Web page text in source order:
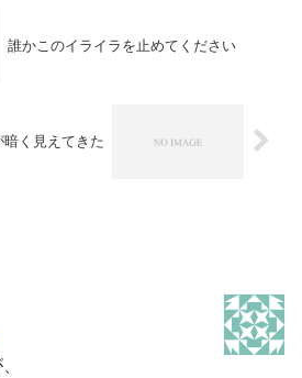
誰かこのイライラを止めてください
暗く見えてきた